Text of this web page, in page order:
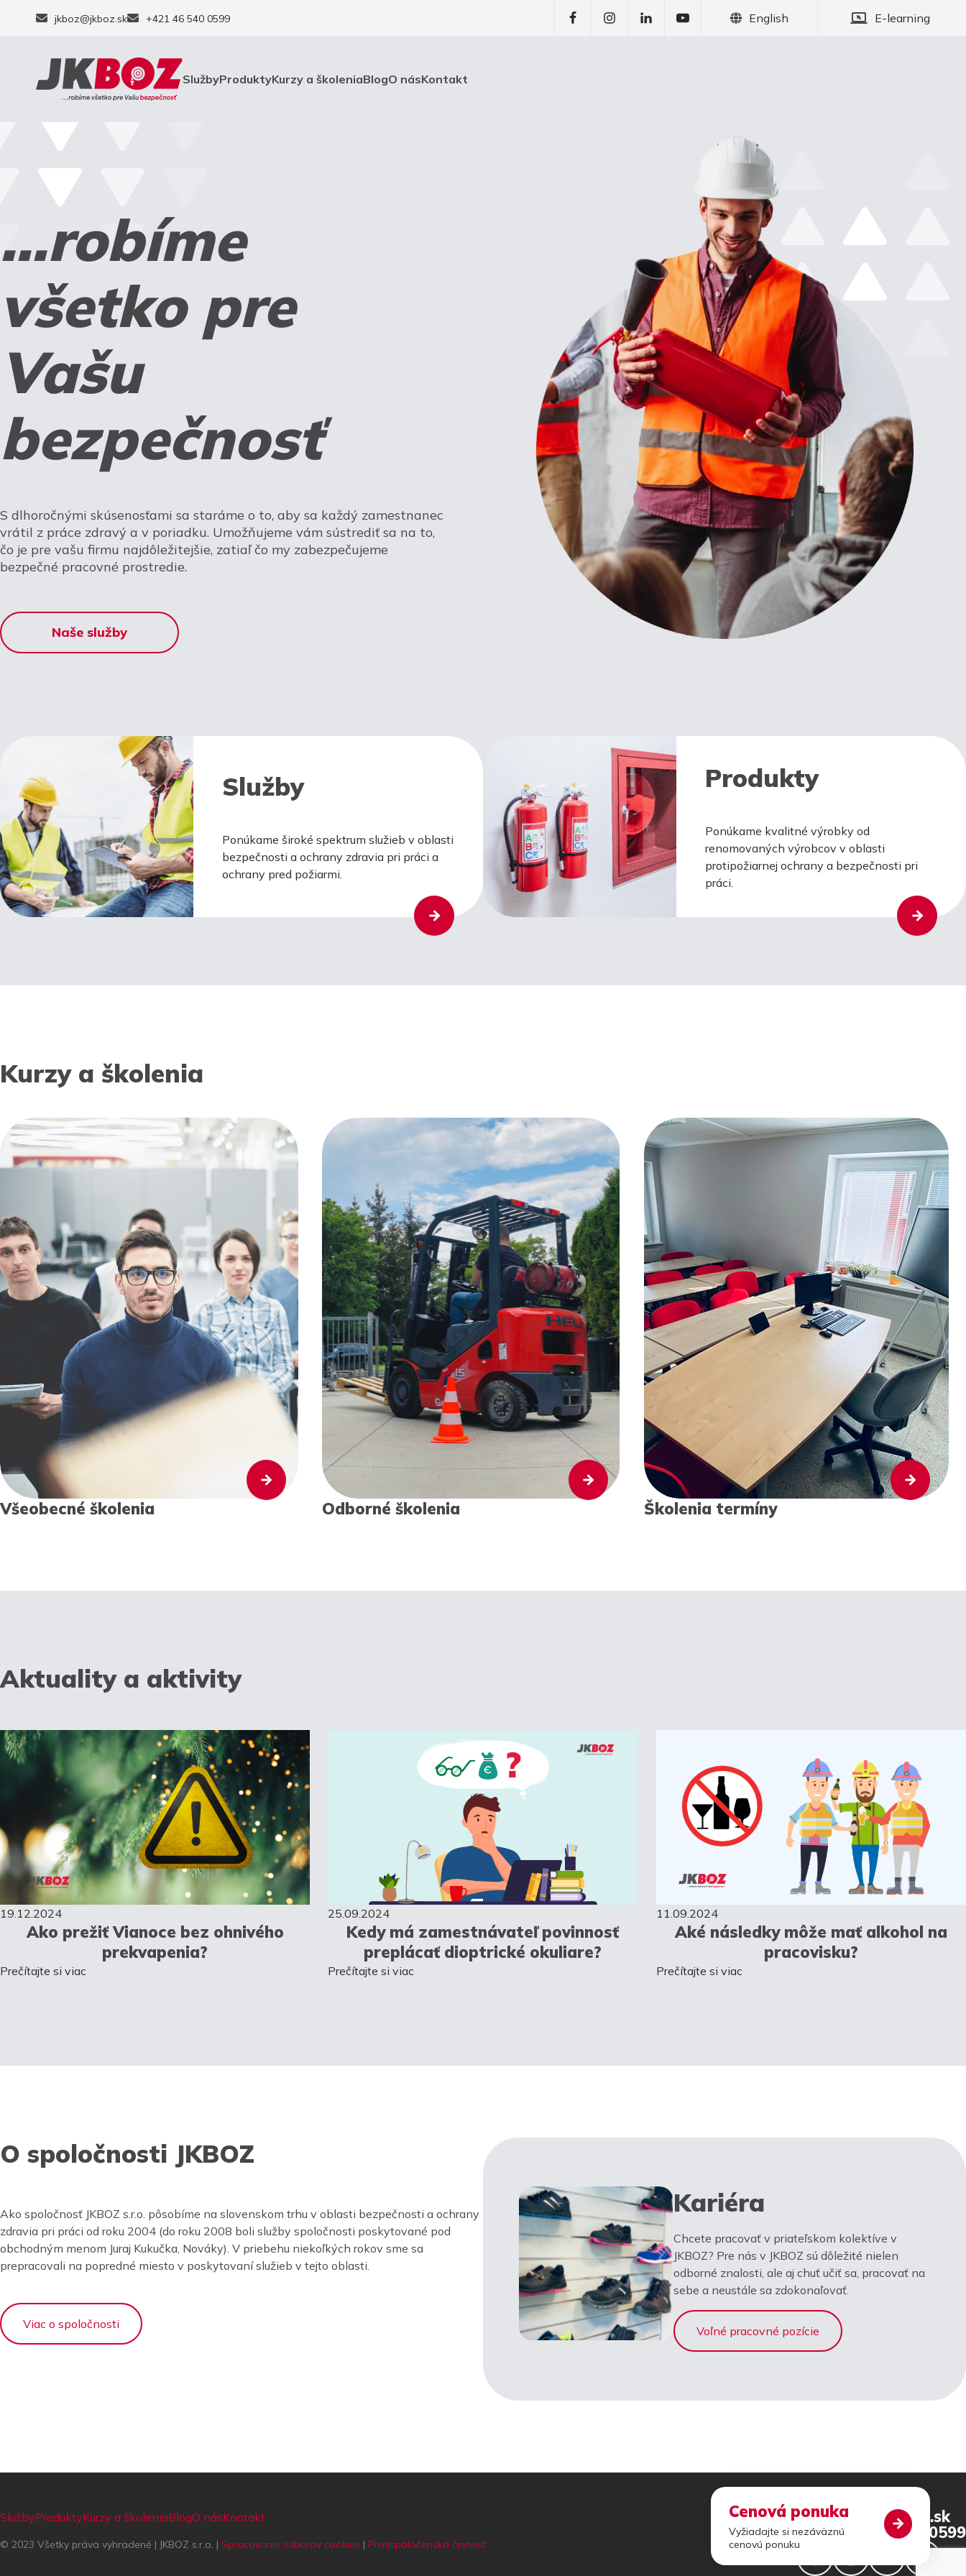
jkboz@jkboz.sk +421 46 540 0599 English E-learning
SlužbyProduktyKurzy a školeniaBlogO násKontakt
Cenová ponuka
Vyžiadajte si nezáväznú
cenovú ponuku
...robíme
všetko pre
Vašu
bezpečnosť
S dlhoročnými skúsenosťami sa staráme o to, aby sa každý zamestnanec
vrátil z práce zdravý a v poriadku. Umožňujeme vám sústrediť sa na to,
čo je pre vašu firmu najdôležitejšie, zatiaľ čo my zabezpečujeme
bezpečné pracovné prostredie.
Naše služby
Služby
Ponúkame široké spektrum služieb v oblasti
bezpečnosti a ochrany zdravia pri práci a
ochrany pred požiarmi.
Produkty
Ponúkame kvalitné výrobky od
renomovaných výrobcov v oblasti
protipožiarnej ochrany a bezpečnosti pri
práci.
Kurzy a školenia
Všeobecné školenia Odborné školenia Školenia termíny
Aktuality a aktivity
19.12.2024
Ako prežiť Vianoce bez ohnivého
prekvapenia?
Prečítajte si viac
25.09.2024
Kedy má zamestnávateľ povinnosť
preplácať dioptrické okuliare?
Prečítajte si viac
11.09.2024
Aké následky môže mať alkohol na
pracovisku?
Prečítajte si viac
O spoločnosti JKBOZ
Ako spoločnosť JKBOZ s.r.o. pôsobíme na slovenskom trhu v oblasti bezpečnosti a ochrany
zdravia pri práci od roku 2004 (do roku 2008 boli služby spoločnosti poskytované pod
obchodným menom Juraj Kukučka, Nováky). V priebehu niekoľkých rokov sme sa
prepracovali na popredné miesto v poskytovaní služieb v tejto oblasti.
Viac o spoločnosti
Kariéra
Chcete pracovať v priateľskom kolektíve v
JKBOZ? Pre nás v JKBOZ sú dôležité nielen
odborné znalosti, ale aj chuť učiť sa, pracovať na
sebe a neustále sa zdokonaľovať.
Voľné pracovné pozície
SlužbyProduktyKurzy a školeniaBlogO násKontakt
© 2023 Všetky práva vyhradené | JKBOZ s.r.o. | Spracovanie súborov cookies | Protispoločenská činnosť
jkboz@jkboz.sk
+421 46 540 0599